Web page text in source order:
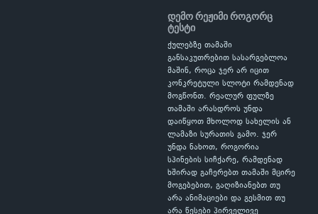
დემო რეჟიმი როგორც
ტესტი
ქულებზე თამაში
განსაკუთრებით სასარგებლოა
მაშინ, როცა ჯერ არ იცით
კონკრეტული სლოტი რამდენად
მოგწონთ. რეალურ ფულზე
თამაში არასდროს უნდა
დაიწყოთ მხოლოდ სახელის ან
ლამაზი სურათის გამო. ჯერ
უნდა ნახოთ, როგორია
სპინების სიჩქარე, რამდენად
ხშირად გაჩერებთ თამაში მცირე
მოგებებით, გაღიზიანებთ თუ
არა ანიმაციები და გესმით თუ
არა წესები პირველივე